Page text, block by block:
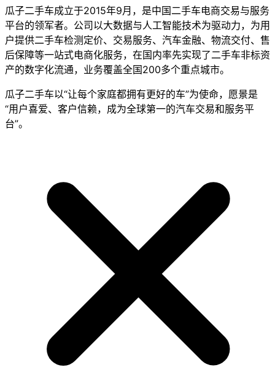
瓜子二手车成立于2015年9月，是中国二手车电商交易与服务
平台的领军者。公司以大数据与人工智能技术为驱动力，为用
户提供二手车检测定价、交易服务、汽车金融、物流交付、售
后保障等一站式电商化服务，在国内率先实现了二手车非标资
产的数字化流通，业务覆盖全国200多个重点城市。
瓜子二手车以“让每个家庭都拥有更好的车”为使命，愿景是
“用户喜爱、客户信赖，成为全球第一的汽车交易和服务平
台”。